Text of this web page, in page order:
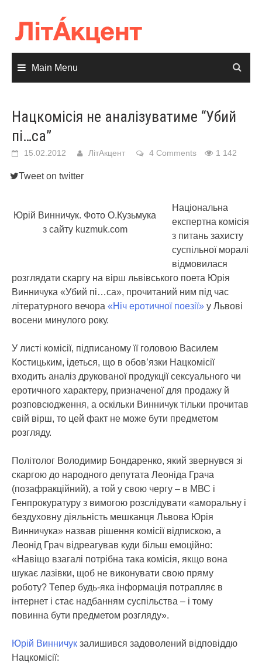
content
Main Menu
Нацкомісія не аналізуватиме “Убий
пі…са”
15.02.2012 ЛітАкцент 4 Comments 1 142
Tweet on twitter
Юрій Винничук. Фото О.Кузьмука
з сайту kuzmuk.com
Національна
експертна комісія
з питань захисту
суспільної моралі
відмовилася
розглядати скаргу на вірш львівського поета Юрія
Винничука «Убий пі…са», прочитаний ним під час
літературного вечора «Ніч еротичної поезії» у Львові
восени минулого року.
У листі комісії, підписаному її головою Василем
Костицьким, ідеться, що в обов’язки Нацкомісії
входить аналіз друкованої продукції сексуального чи
еротичного характеру, призначеної для продажу й
розповсюдження, а оскільки Винничук тільки прочитав
свій вірш, то цей факт не може бути предметом
розгляду.
Політолог Володимир Бондаренко, який звернувся зі
скаргою до народного депутата Леоніда Грача
(позафракційний), а той у свою чергу – в МВС і
Генпрокуратуру з вимогою розслідувати «аморальну і
бездуховну діяльність мешканця Львова Юрія
Винничука» назвав рішення комісії відпискою, а
Леонід Грач відреагував куди більш емоційно:
«Навіщо взагалі потрібна така комісія, якщо вона
шукає лазівки, щоб не виконувати свою пряму
роботу? Тепер будь-яка інформація потрапляє в
інтернет і стає надбанням суспільства – і тому
повинна бути предметом розгляду».
Юрій Винничук залишився задоволений відповіддю
Нацкомісії: